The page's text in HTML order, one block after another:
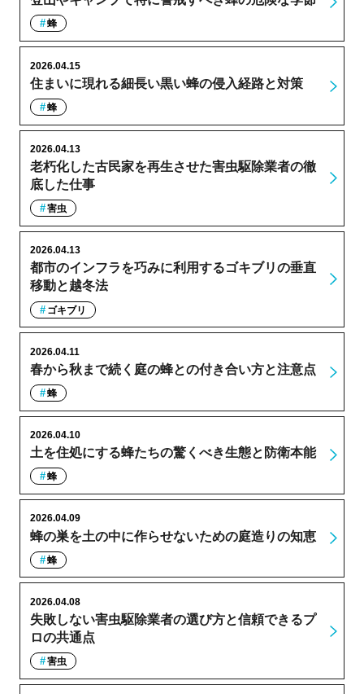
蜂
住まいに現れる細長い黒い蜂の侵入経路と対策
2026.04.15
蜂
老朽化した古民家を再生させた害虫駆除業者の徹
底した仕事
2026.04.13
害虫
都市のインフラを巧みに利用するゴキブリの垂直
移動と越冬法
2026.04.13
ゴキブリ
春から秋まで続く庭の蜂との付き合い方と注意点
2026.04.11
蜂
土を住処にする蜂たちの驚くべき生態と防衛本能
2026.04.10
蜂
蜂の巣を土の中に作らせないための庭造りの知恵
2026.04.09
蜂
失敗しない害虫駆除業者の選び方と信頼できるプ
ロの共通点
2026.04.08
害虫